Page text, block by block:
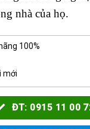
nhà của họ.
100%
mới
ĐT: 0915 11 00